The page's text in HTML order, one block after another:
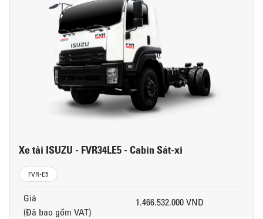
Xe tải ISUZU - FVR34LE5 - Cabin Sát-xi
FVR-E5
Giá
(Đã bao gồm VAT)
1.466.532.000 VND